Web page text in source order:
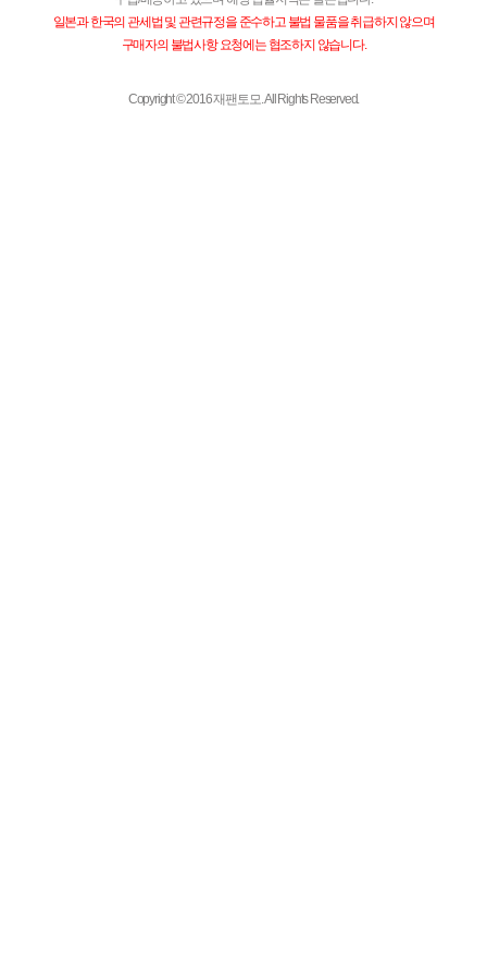
일본과 한국의 관세법 및 관련규정을 준수하고 불법 물품을 취급하지 않으며
구매자의 불법사항 요청에는 협조하지 않습니다.
Copyright © 2016 재팬토모. All Rights Reserved.